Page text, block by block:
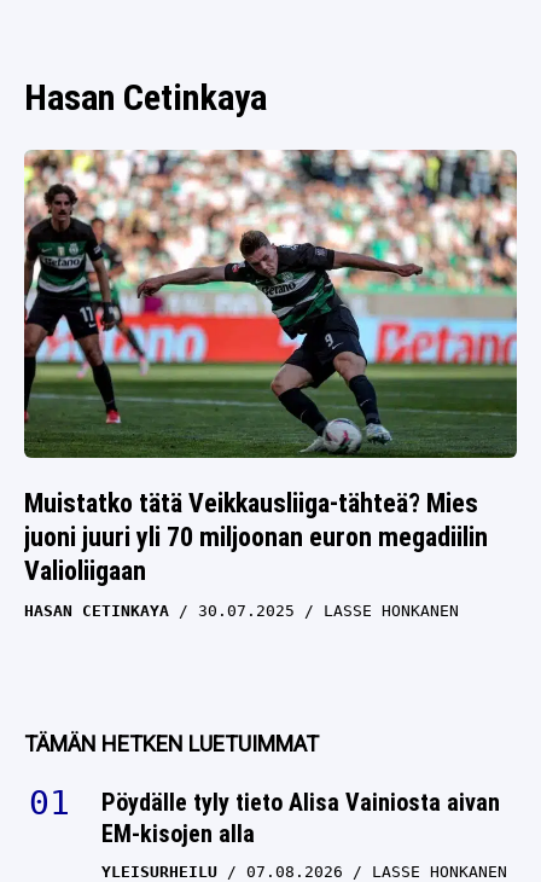
Hasan Cetinkaya
Muistatko tätä Veikkausliiga-tähteä? Mies
juoni juuri yli 70 miljoonan euron megadiilin
Valioliigaan
HASAN CETINKAYA 30.07.2025 LASSE HONKANEN
TÄMÄN HETKEN LUETUIMMAT
Pöydälle tyly tieto Alisa Vainiosta aivan
EM-kisojen alla
YLEISURHEILU 07.08.2026 LASSE HONKANEN